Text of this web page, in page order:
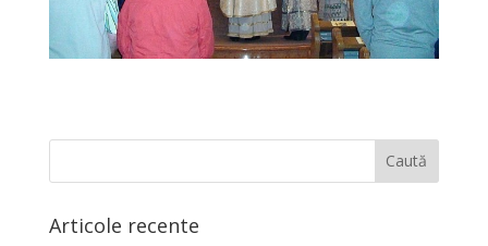
Articole recente